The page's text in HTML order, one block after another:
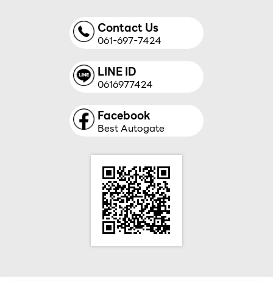
Contact Us
061-697-7424
LINE ID
0616977424
Facebook
Best Autogate